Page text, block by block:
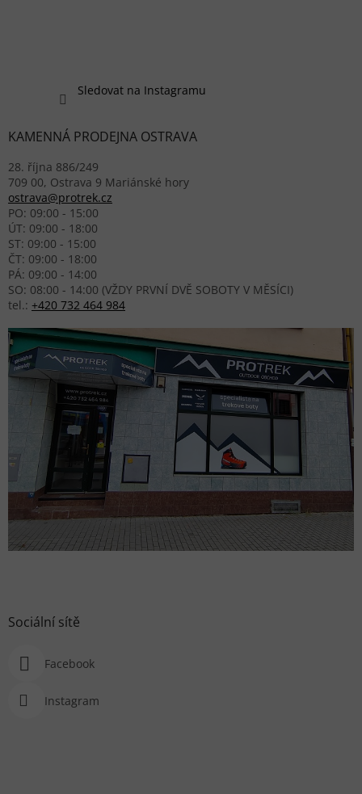
Sledovat na Instagramu
KAMENNÁ PRODEJNA OSTRAVA
28. října 886/249
709 00, Ostrava 9 Mariánské hory
ostrava@protrek.cz
PO: 09:00 - 15:00
ÚT: 09:00 - 18:00
ST: 09:00 - 15:00
ČT: 09:00 - 18:00
PÁ: 09:00 - 14:00
SO: 08:00 - 14:00 (VŽDY PRVNÍ DVĚ SOBOTY V MĚSÍCI)
tel.: +420 732 464 984
Sociální sítě
Facebook
Instagram